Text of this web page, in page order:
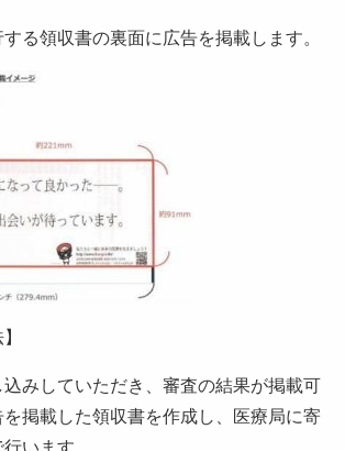
する領収書の裏面に広告を掲載します。
込みしていただき、審査の結果が掲載可
を掲載した領収書を作成し、医療局に寄
います。